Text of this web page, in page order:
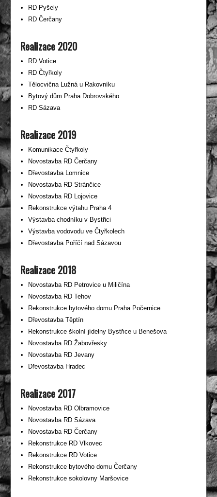
RD Pyšely
RD Čerčany
Realizace 2020
RD Votice
RD Čtyřkoly
Tělocvična Lužná u Rakovníku
Bytový dům Praha Dobrovského
RD Sázava
Realizace 2019
Komunikace Čtyřkoly
Novostavba RD Čerčany
Dřevostavba Lomnice
Novostavba RD Stránčice
Novostavba RD Lojovice
Rekonstrukce výtahu Praha 4
Výstavba chodníku v Bystřici
Výstavba vodovodu ve Čtyřkolech
Dřevostavba Poříčí nad Sázavou
Realizace 2018
Novostavba RD Petrovice u Miličína
Novostavba RD Tehov
Rekonstrukce bytového domu Praha Počernice
Dřevostavba Těptín
Rekonstrukce školní jídelny Bystřice u Benešova
Novostavba RD Žabovřesky
Novostavba RD Jevany
Dřevostavba Hradec
Realizace 2017
Novostavba RD Olbramovice
Novostavba RD Sázava
Novostavba RD Čerčany
Rekonstrukce RD Vlkovec
Rekonstrukce RD Votice
Rekonstrukce bytového domu Čerčany
Rekonstrukce sokolovny Maršovice